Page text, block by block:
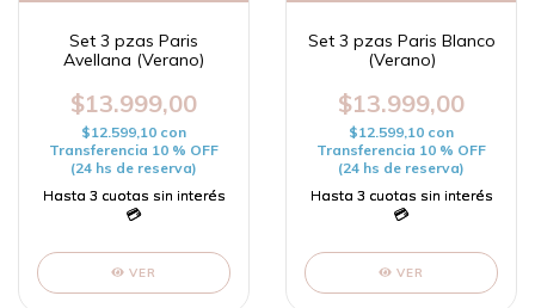
Set 3 pzas Paris
Avellana (Verano)
$13.999,00
$12.599,10 con
Transferencia 10 % OFF
(24 hs de reserva)
VER
Set 3 pzas Paris Blanco
(Verano)
$13.999,00
$12.599,10 con
Transferencia 10 % OFF
(24 hs de reserva)
VER